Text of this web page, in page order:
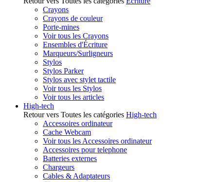
Crayons
Crayons de couleur
Porte-mines
Voir tous les Crayons
Ensembles d'Écriture
Marqueurs/Surligneurs
Stylos
Stylos Parker
Stylos avec stylet tactile
Voir tous les Stylos
Voir tous les articles
High-tech
Retour vers Toutes les catégories High-tech
Accessoires ordinateur
Cache Webcam
Voir tous les Accessoires ordinateur
Accessoires pour telephone
Batteries externes
Chargeurs
Cables & Adaptateurs